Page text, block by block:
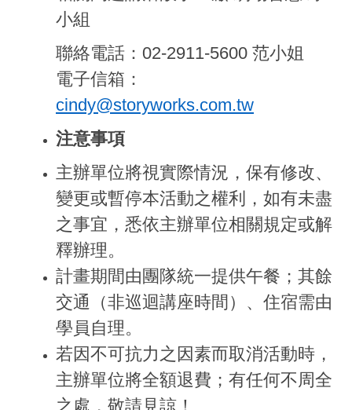
小組
聯絡電話：02-2911-5600 范小姐
電子信箱：
cindy@storyworks.com.tw
注意事項
主辦單位將視實際情況，保有修改、
變更或暫停本活動之權利，如有未盡
之事宜，悉依主辦單位相關規定或解
釋辦理。
計畫期間由團隊統一提供午餐；其餘
交通（非巡迴講座時間）、住宿需由
學員自理。
若因不可抗力之因素而取消活動時，
主辦單位將全額退費；有任何不周全
之處，敬請見諒！